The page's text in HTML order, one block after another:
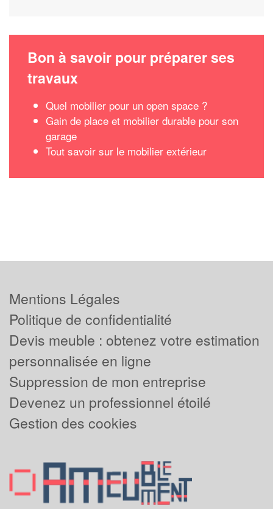
Bon à savoir pour préparer ses
travaux
Quel mobilier pour un open space ?
Gain de place et mobilier durable pour son
garage
Tout savoir sur le mobilier extérieur
Mentions Légales
Politique de confidentialité
Devis meuble : obtenez votre estimation
personnalisée en ligne
Suppression de mon entreprise
Devenez un professionnel étoilé
Gestion des cookies